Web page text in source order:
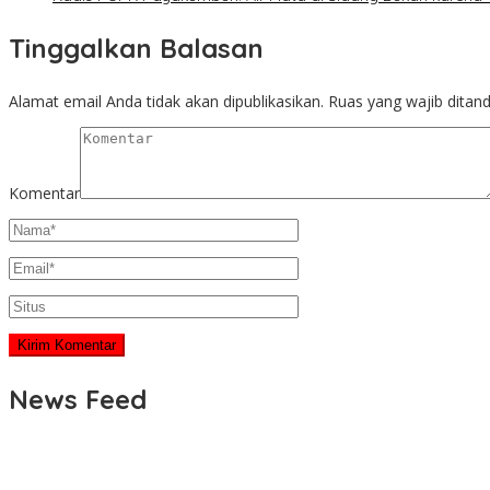
Tinggalkan Balasan
Alamat email Anda tidak akan dipublikasikan. Ruas yang wajib
Komentar
News Feed